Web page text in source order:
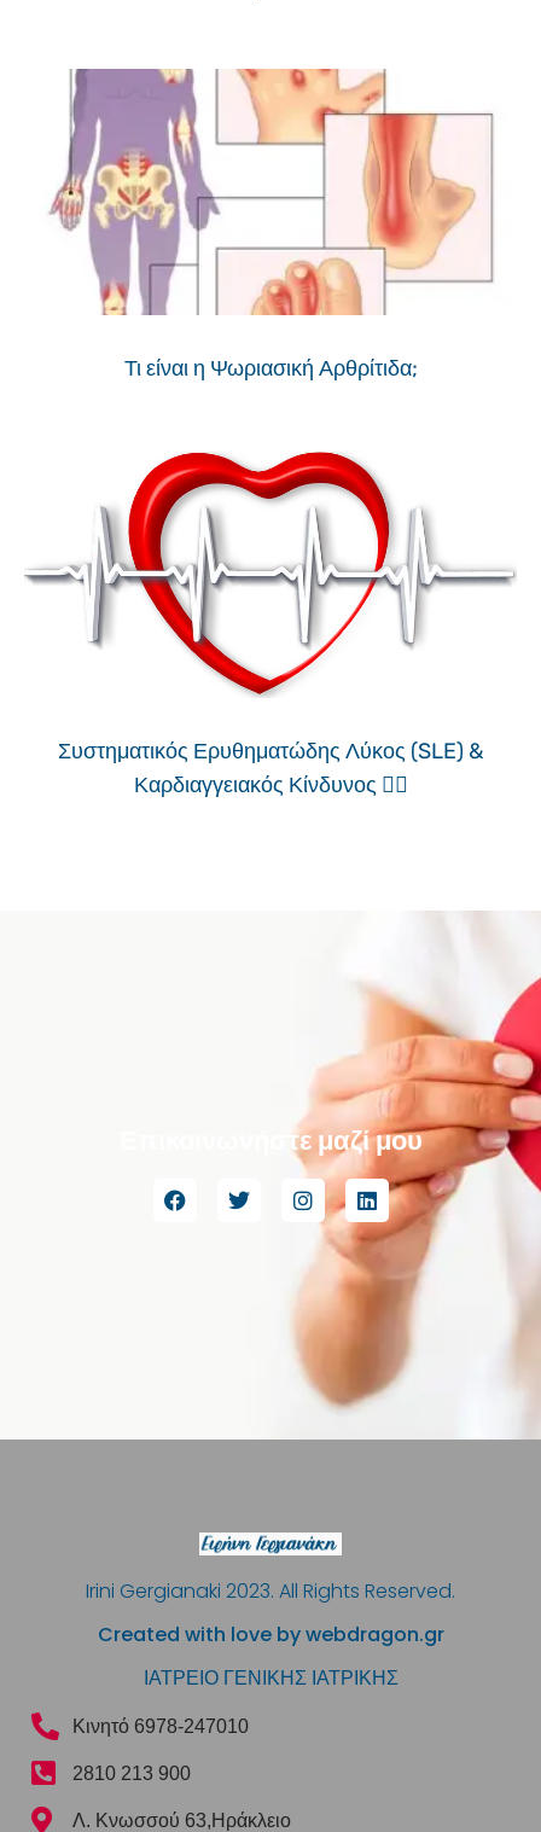
Τι είναι η Ψωριασική Αρθρίτιδα;
Συστηματικός Ερυθηματώδης Λύκος (SLE) &
Καρδιαγγειακός Κίνδυνος ❤️‍🔥
Επικοινωνήστε μαζί μου
Irini Gergianaki 2023. All Rights Reserved.
Created with love by webdragon.gr
ΙΑΤΡΕΙΟ ΓΕΝΙΚΗΣ ΙΑΤΡΙΚΗΣ
Κινητό 6978-247010
2810 213 900
Λ. Κνωσσού 63,Ηράκλειο